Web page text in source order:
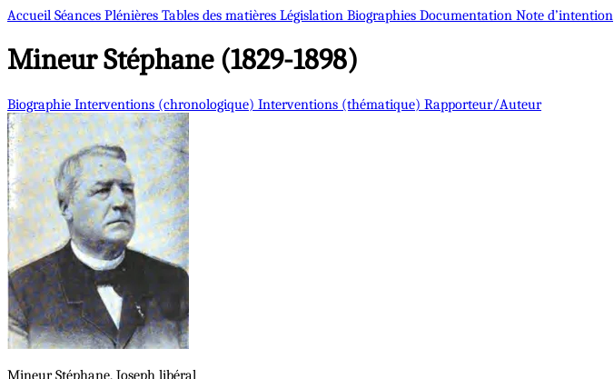
Accueil Séances Plénières Tables des matières Législation Biographies Documentation Note d’intention
MineurStéphane (1829-1898)
Biographie Interventions (chronologique) Interventions (thématique) Rapporteur/Auteur
MineurStéphane, Joseph libéral